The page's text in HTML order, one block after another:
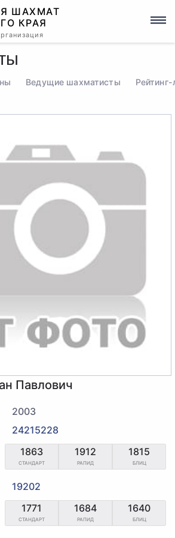
ШАХМАТ
КРАЯ
Ведущие шахматисты Рейтинг-
Павлович
2003
24215228
1863
СТАНДАРТ
1912
РАПИД
1815
БЛИЦ
19202
1771
СТАНДАРТ
1684
РАПИД
1640
БЛИЦ